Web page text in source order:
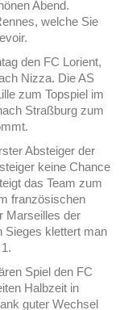
Abend.
welche Sie
den FC Lorient,
Nizza. Die AS
zum Topspiel im
Straßburg zum
Absteiger der
keine Chance
das Team zum
französischen
Marseilles der
Sieges klettert man
Spiel den FC
Halbzeit in
guter Wechsel